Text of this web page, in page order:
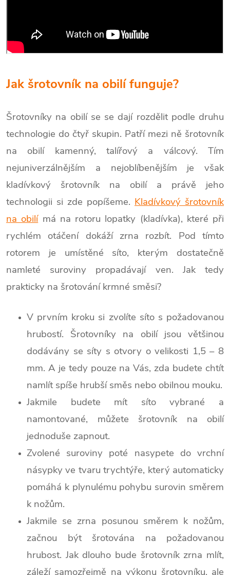
Jak šrotovník na obilí funguje?
Šrotovníky na obilí se se dají rozdělit podle druhu
technologie do čtyř skupin. Patří mezi ně šrotovník
na obilí kamenný, talířový a válcový. Tím
nejuniverzálnějším a nejoblíbenějším je však
kladívkový šrotovník na obilí a právě jeho
technologii si zde popíšeme. Kladívkový šrotovník
na obilímá na rotoru lopatky (kladívka), které při
rychlém otáčení dokáží zrna rozbít. Pod tímto
rotorem je umístěné síto, kterým dostatečně
namleté suroviny propadávají ven. Jak tedy
prakticky na šrotování krmné směsi?
V prvním kroku si zvolíte síto s požadovanou
hrubostí. Šrotovníky na obilí jsou většinou
dodávány se síty s otvory o velikosti 1,5 – 8
mm. A je tedy pouze na Vás, zda budete chtít
namlít spíše hrubší směs nebo obilnou mouku.
Jakmile budete mít síto vybrané a
namontované, můžete šrotovník na obilí
jednoduše zapnout.
Zvolené suroviny poté nasypete do vrchní
násypky ve tvaru trychtýře, který automaticky
pomáhá k plynulému pohybu surovin směrem
k nožům.
Jakmile se zrna posunou směrem k nožům,
začnou být šrotována na požadovanou
hrubost. Jak dlouho bude šrotovník zrna mlít,
záleží samozřejmě na výkonu šrotovníku, ale